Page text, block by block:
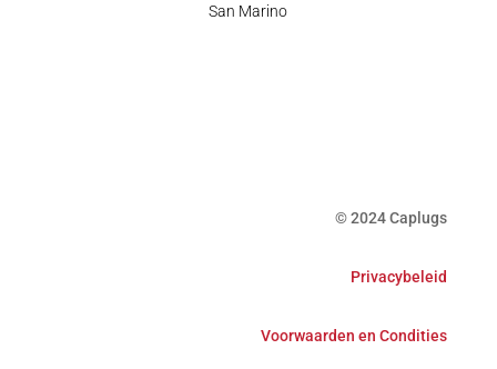
San Marino
© 2024 Caplugs
Privacybeleid
Voorwaarden en Condities